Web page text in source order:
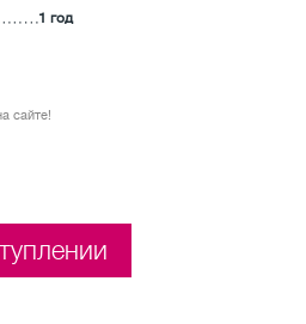
1 год
сайте!